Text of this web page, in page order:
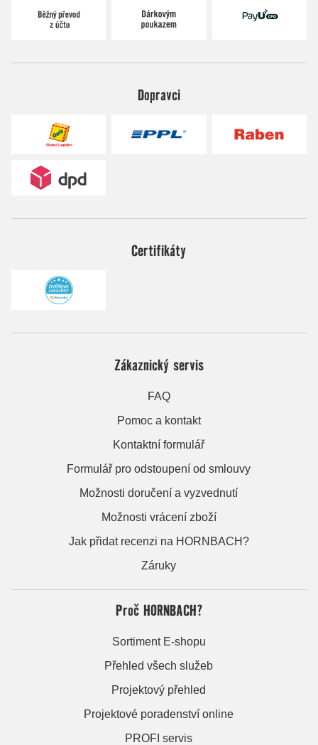
Dopravci
Certifikáty
Zákaznický servis
FAQ
Pomoc a kontakt
Kontaktní formulář
Formulář pro odstoupení od smlouvy
Možnosti doručení a vyzvednutí
Možnosti vrácení zboží
Jak přidat recenzi na HORNBACH?
Záruky
Proč HORNBACH?
Sortiment E-shopu
Přehled všech služeb
Projektový přehled
Projektové poradenství online
PROFI servis